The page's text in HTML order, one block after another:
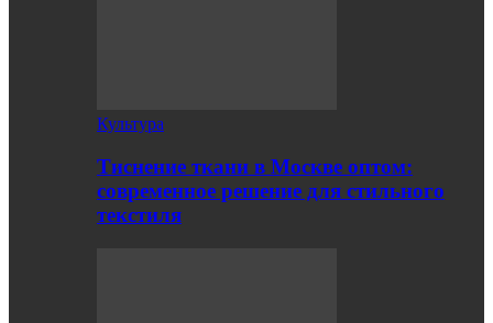
Культура
Тиснение ткани в Москве оптом:
современное решение для стильного
текстиля